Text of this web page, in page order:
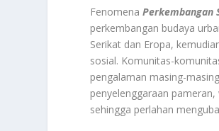
FenomenaPerkembangan
perkembangan budaya
Serikat dan Eropa,
sosial. Komunitas-
pengalaman masing-
penyelenggaraan
sehingga perlahan